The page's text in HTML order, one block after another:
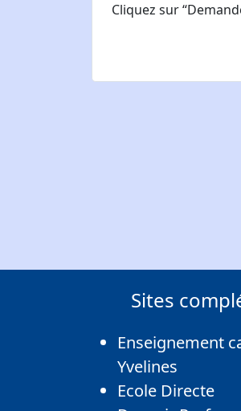
Cliquez sur
Sites
Enseignement
Yvelines
Ecole Directe